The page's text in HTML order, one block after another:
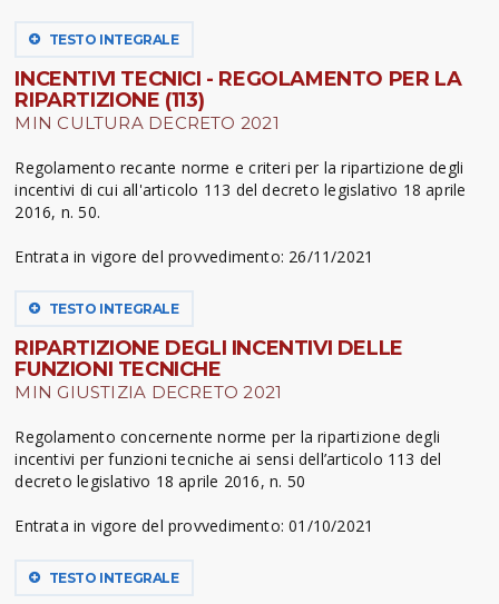
TESTO INTEGRALE
INCENTIVI TECNICI - REGOLAMENTO PER LA
RIPARTIZIONE (113)
MIN CULTURA DECRETO 2021
Regolamento recante norme e criteri per la ripartizione degli
incentivi di cui all'articolo 113 del decreto legislativo 18 aprile
2016, n. 50.
Entrata in vigore del provvedimento: 26/11/2021
TESTO INTEGRALE
RIPARTIZIONE DEGLI INCENTIVI DELLE
FUNZIONI TECNICHE
MIN GIUSTIZIA DECRETO 2021
Regolamento concernente norme per la ripartizione degli
incentivi per funzioni tecniche ai sensi dell’articolo 113 del
decreto legislativo 18 aprile 2016, n. 50
Entrata in vigore del provvedimento: 01/10/2021
TESTO INTEGRALE